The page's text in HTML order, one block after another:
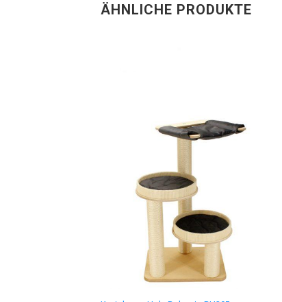
ÄHNLICHE PRODUKTE